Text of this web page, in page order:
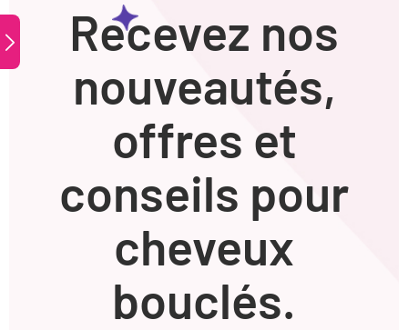
Recevez nos
nouveautés,
offres et
conseils pour
cheveux
bouclés.